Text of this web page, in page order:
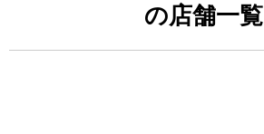
の店舗一覧